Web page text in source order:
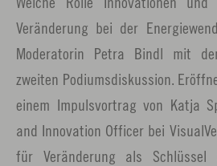
Veränderung bei der
Moderatorin Petra Bindl mit
zweiten Podiumsdiskussion.
einem Impulsvortrag von Katja
and Innovation Officer bei
für Veränderung als Schlüssel